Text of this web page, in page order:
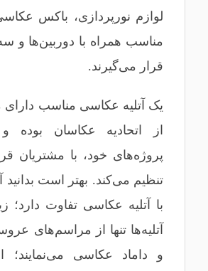
لوازم نورپردازی، باکس
مناسب همراه با دوربین‌ها و
قرار می‌گیرند.
یک آتلیه عکاسی مناسب
از اتحادیه عکاسان بوده
پروژه‌های خود، با مشتریان
تنظیم می‌کند. بهتر است بدانید
با آتلیه عکاسی تفاوت دارد؛
آتلیه‌ها تنها از مراسم‌های
و داماد عکاسی می‌نمایند؛